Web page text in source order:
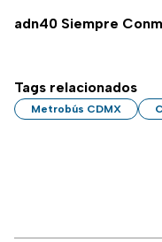
adn40 Siempre
Tags relacionados
Metrobús CDMX